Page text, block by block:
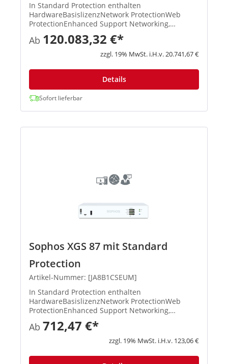
In Standard Protection enthalten
HardwareBasislizenzNetwork ProtectionWeb
ProtectionEnhanced Support Networking,
Wireless, Xstream-Architektur, unbegrenztes
Remote Access VPN, Site-to-Site VPN, Reporting
XStream TLS und DPI Engine, IPS, ATP, S...
Ab 120.083,32 €*
zzgl. 19% MwSt. i.H.v. 20.741,67 €
Details
Sofort lieferbar
Sophos XGS 87 mit Standard
Protection
Artikel-Nummer: [JA8B1CSEUM]
In Standard Protection enthalten
HardwareBasislizenzNetwork ProtectionWeb
ProtectionEnhanced Support Networking,
Wireless, Xstream-Architektur, unbegrenztes
Remote Access VPN, Site-to-Site VPN, Reporting
XStream TLS und DPI Engine, IPS, ATP, S...
Ab 712,47 €*
zzgl. 19% MwSt. i.H.v. 123,06 €